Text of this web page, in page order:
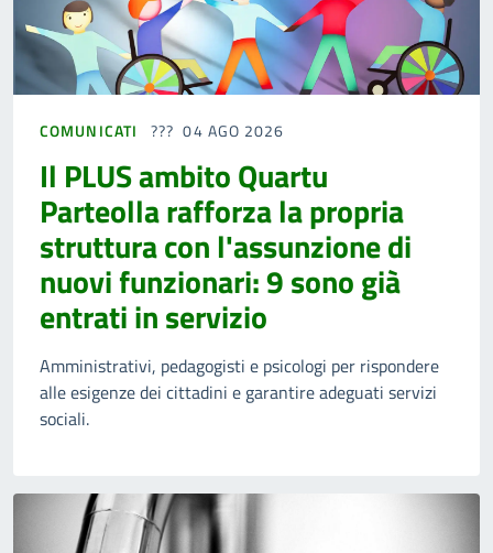
COMUNICATI 04 AGO 2026
Il PLUS ambito Quartu
Parteolla rafforza la propria
struttura con l'assunzione di
nuovi funzionari: 9 sono già
entrati in servizio
Amministrativi, pedagogisti e psicologi per rispondere
alle esigenze dei cittadini e garantire adeguati servizi
sociali.